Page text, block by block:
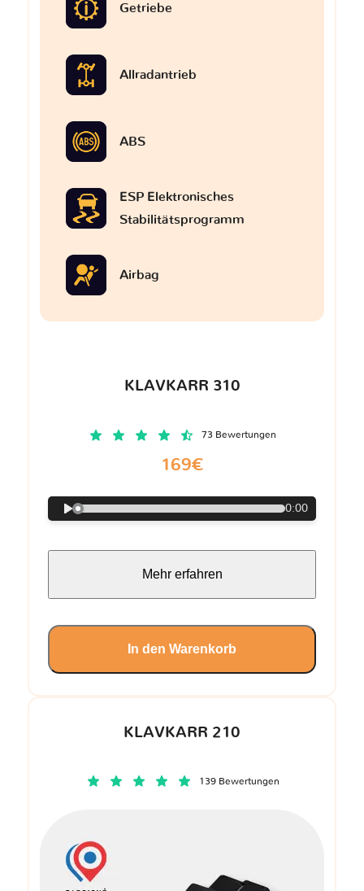
KLAVKARR 210
139 Bewertungen
Getriebe
Allradantrieb
ABS
ESP Elektronisches
Stabilitätsprogramm
Airbag
KLAVKARR 310
73 Bewertungen
169€
0:00
Mehr erfahren
In den Warenkorb